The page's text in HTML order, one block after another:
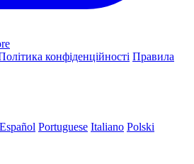
конфіденційності Правила
Español Portuguese Italiano Polski